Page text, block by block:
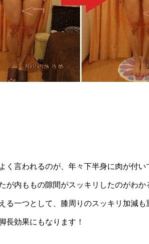
く言われるのが、年々下半身に肉が付
が内ももの隙間がスッキリしたのがわか
る一つとして、膝周りのスッキリ加減
長効果にもなります！